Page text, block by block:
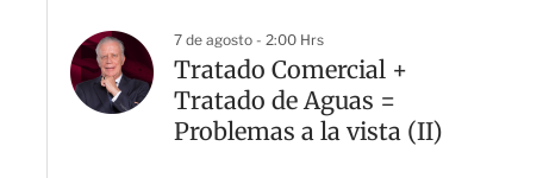
7 de agosto - 2:00 Hrs
Tratado Comercial +
Tratado de Aguas =
Problemas a la vista (II)